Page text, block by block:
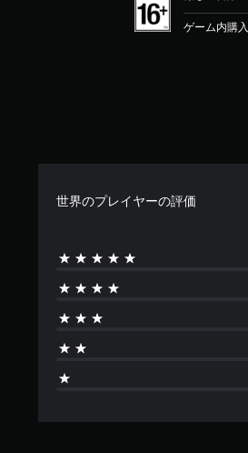
ゲーム内購入
世界のプレイヤーの評価